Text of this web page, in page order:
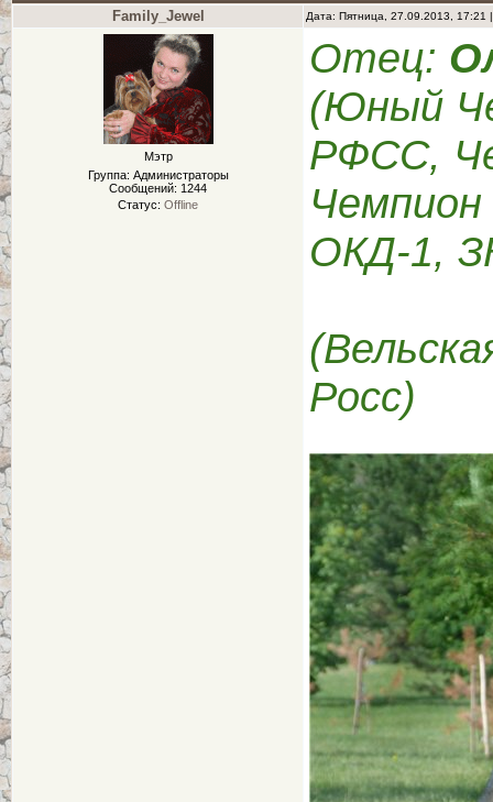
Family_Jewel Дата: Пятница, 27.09.2013,
Мэтр
Группа: Администраторы
Сообщений: 1244
Статус: Offline
Отец:
(Юный
РФСС,
ОКД-1,
Росс)